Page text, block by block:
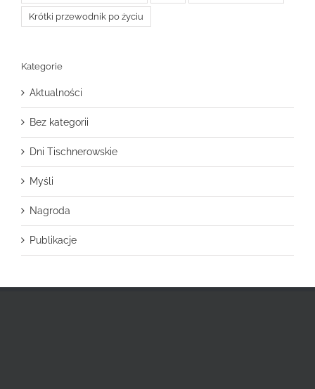
Krótki przewodnik po życiu
Kategorie
Aktualności
Bez kategorii
Dni Tischnerowskie
Myśli
Nagroda
Publikacje